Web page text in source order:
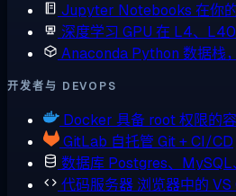
Jupyter Notebooks 在你
深度学习 GPU 在 L4、
Anaconda Python 数据栈
开发者与 DEVOPS
Docker 具备 root 权限的
GitLab 自托管 Git + CI/CD
数据库 Postgres、
代码服务器 浏览器中的 VS